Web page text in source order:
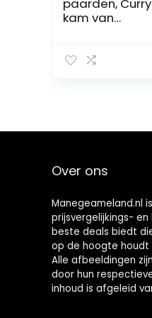
paarden,
kam van
mooi Roestvrij
voor het
runder- en
n)
Over ons
Manegeameland.nl
prijsvergelijkings-
beste deals biedt
op de hoogte
Alle afbeeldingen
door hun
inhoud is afgeleid